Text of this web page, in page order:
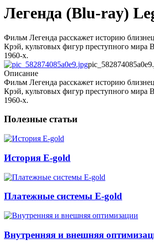
Легенда (Blu-ray)
Фильм Легенда расскажет историю
Крэй, культовых фигур преступного мира
1960-х.
Описание
Фильм Легенда расскажет историю
Крэй, культовых фигур преступного мира
1960-х.
Полезные статьи
История E-gold
Платежные системы E-gold
Внутренняя и внешняя